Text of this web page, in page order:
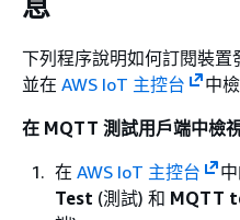
下列程序說明如何訂閱裝置
並在 AWS IoT 主控台
中
在 MQTT 測試用戶端中檢
在 AWS IoT 主控台
Test (測試) 和 MQTT